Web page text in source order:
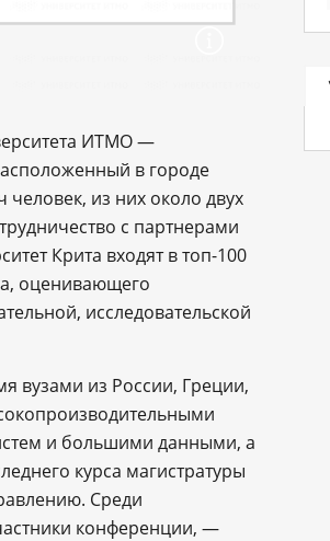
ИТМО —
в городе
человек, из них около двух
с партнерами
Крита входят в топ-100
оценивающего
исследовательской
вузами из России, Греции,
и большими данными, а
курса магистратуры
Среди
конференции, —